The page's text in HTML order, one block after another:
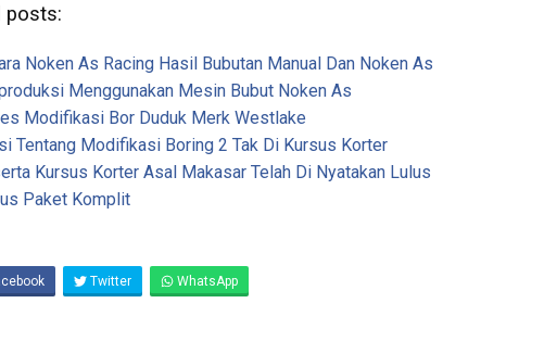
posts:
Noken As Racing Hasil Bubutan Manual Dan Noken As
Menggunakan Mesin Bubut Noken As
Modifikasi Bor Duduk Merk Westlake
Tentang Modifikasi Boring 2 Tak Di Kursus Korter
Kursus Korter Asal Makasar Telah Di Nyatakan Lulus
Paket Komplit
Twitter WhatsApp